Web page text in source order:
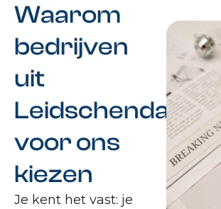
Waarom
bedrijven
uit
Leidschendam
voor ons
kiezen
Je kent het vast: je